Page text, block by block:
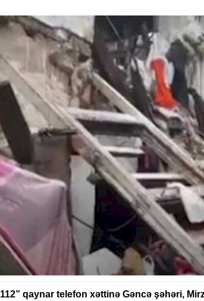
qaynar telefon xəttinə Gəncə şəhəri,